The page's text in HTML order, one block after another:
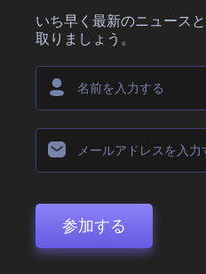
いち早く最新のニュース
取りましょう。
参加する